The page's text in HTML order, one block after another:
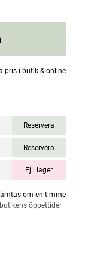
price:150 kr
pris i butik & online
Reservera
Reservera
Ej i lager
om en timme
öppettider